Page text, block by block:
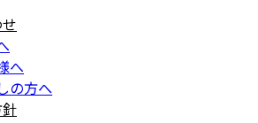
へ
の方へ